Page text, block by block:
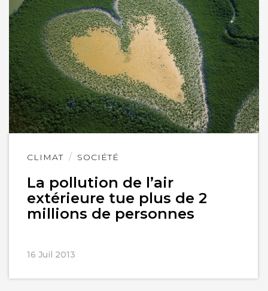
CLIMAT SOCIÉTÉ
La pollution de l’air
extérieure tue plus de 2
millions de personnes
16 Juil 2013
Lire